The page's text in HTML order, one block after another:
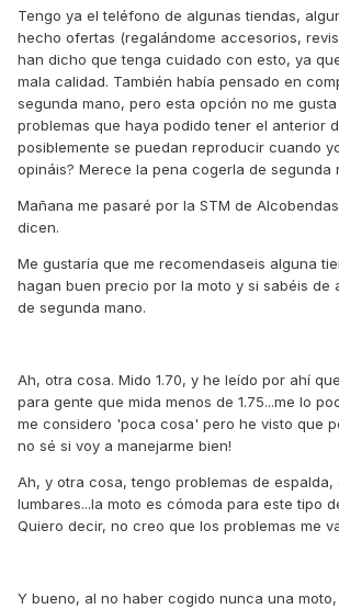
Tengo ya el teléfono de algunas tiendas,
hecho ofertas (regalándome accesorios,
han dicho que tenga cuidado con esto, ya
mala calidad. También había pensado en
segunda mano, pero esta opción no me
problemas que haya podido tener el anterior
posiblemente se puedan reproducir cuando
opináis? Merece la pena cogerla de segunda
Mañana me pasaré por la STM de
dicen.
Me gustaría que me recomendaseis alguna
hagan buen precio por la moto y si sabéis de
de segunda mano.
Ah, otra cosa. Mido 1.70, y he leído por ahí
para gente que mida menos de 1.75...me lo
me considero 'poca cosa' pero he visto que
no sé si voy a manejarme bien!
Ah, y otra cosa, tengo problemas de
lumbares...la moto es cómoda para este tipo
Quiero decir, no creo que los problemas me
Y bueno, al no haber cogido nunca una